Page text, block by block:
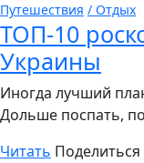
Путешествия / Отдых
ТОП-10
Украины
Иногда лучший
Дольше поспать,
Читать Поделиться